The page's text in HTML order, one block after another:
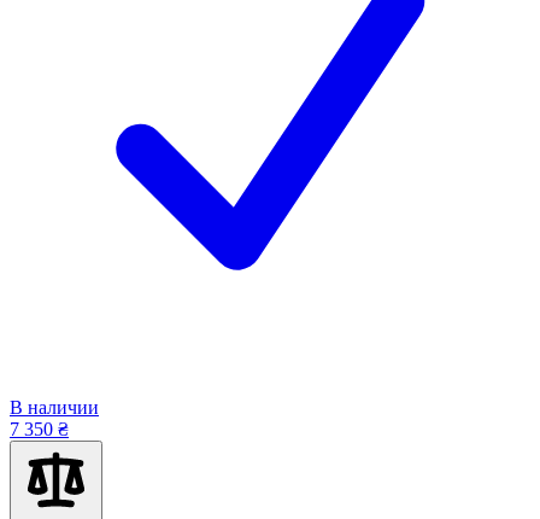
В наличии
7 350 ₴